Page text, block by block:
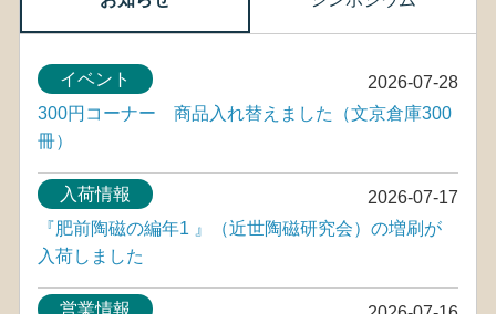
2026-07-28
イベント
300円コーナー 商品入れ替えました（文京倉庫300
冊）
2026-07-17
入荷情報
『肥前陶磁の編年1 』（近世陶磁研究会）の増刷が
入荷しました
営業情報